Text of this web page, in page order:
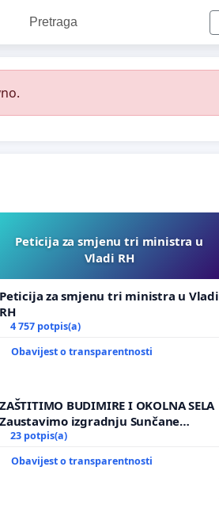
Pretraga
Peticija za smjenu tri ministra u
Vladi RH
Peticija za smjenu tri ministra u Vladi
RH
4 757 potpis(a)
Obavijest o transparentnosti
ZAŠTITIMO BUDIMIRE I OKOLNA SELA
Zaustavimo izgradnju Sunčane
elektrane Vedrine na području
Ugljana
23 potpis(a)
Obavijest o transparentnosti